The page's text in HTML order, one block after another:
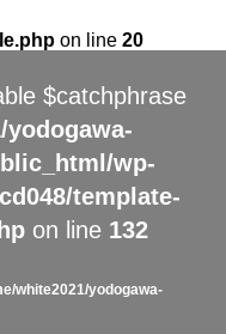
on line 20
$catchphrase
yodogawa-
wp-
template-
on line 132
white2021/yodogawa-